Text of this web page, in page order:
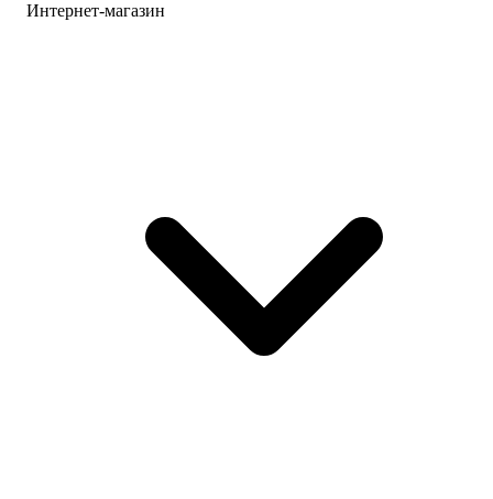
Интернет-магазин